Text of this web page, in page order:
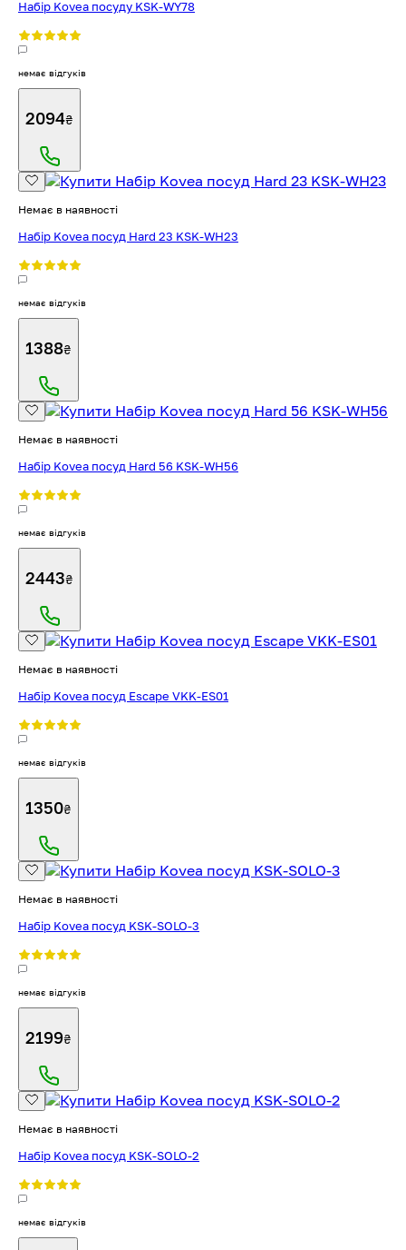
Набір Kovea посуду KSK-WY78
немає відгуків
2094₴
Немає в наявності
Набір Kovea посуд Hard 23 KSK-WH23
немає відгуків
1388₴
Немає в наявності
Набір Kovea посуд Hard 56 KSK-WH56
немає відгуків
2443₴
Немає в наявності
Набір Kovea посуд Escape VKK-ES01
немає відгуків
1350₴
Немає в наявності
Набір Kovea посуд KSK-SOLO-3
немає відгуків
2199₴
Немає в наявності
Набір Kovea посуд KSK-SOLO-2
немає відгуків